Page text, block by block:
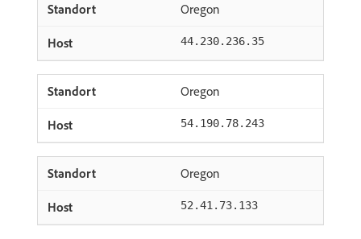
Oregon
44.230.236.35
Oregon
54.190.78.243
Oregon
52.41.73.133